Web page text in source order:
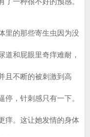
里的那些寄生虫因为没
道和屁眼里奇痒难耐，
且不断的被刺激到高
，针刺感只有一下。
痒。这让她发情的身体